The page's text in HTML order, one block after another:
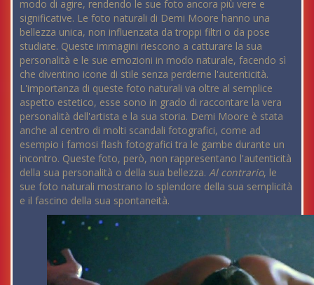
modo di agire, rendendo le sue foto ancora più vere e
significative. Le foto naturali di Demi Moore hanno una
bellezza unica, non influenzata da troppi filtri o da pose
studiate. Queste immagini riescono a catturare la sua
personalità e le sue emozioni in modo naturale, facendo sì
che diventino icone di stile senza perderne l'autenticità.
L'importanza di queste foto naturali va oltre al semplice
aspetto estetico, esse sono in grado di raccontare la vera
personalità dell'artista e la sua storia. Demi Moore è stata
anche al centro di molti scandali fotografici, come ad
esempio i famosi flash fotografici tra le gambe durante un
incontro. Queste foto, però, non rappresentano l'autenticità
della sua personalità o della sua bellezza. Al contrario, le
sue foto naturali mostrano lo splendore della sua semplicità
e il fascino della sua spontaneità.